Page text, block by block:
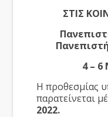
ΣΤΙΣ
4 – 6
Η προθεσμίας
παρατείνεται
2022.